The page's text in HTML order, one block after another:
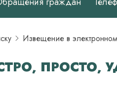
Извещение в
ПРОСТО,